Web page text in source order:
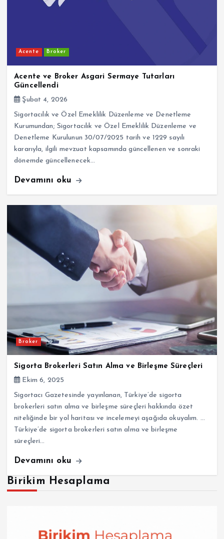
Acente Broker
Acente ve Broker Asgari Sermaye Tutarları
Güncellendi
Şubat 4, 2026
Sigortacılık ve Özel Emeklilik Düzenleme ve Denetleme
Kurumundan; Sigortacılık ve Özel Emeklilik Düzenleme ve
Denetleme Kurulunun 30/07/2025 tarih ve 1229 sayılı
kararıyla, ilgili mevzuat kapsamında güncellenen ve sonraki
dönemde güncellenecek…
Devamını oku
Broker
Sigorta Brokerleri Satın Alma ve Birleşme Süreçleri
Ekim 6, 2025
Sigortacı Gazetesinde yayınlanan, Türkiye’de sigorta
brokerleri satın alma ve birleşme süreçleri hakkında özet
niteliğinde bir yol haritası ve incelemeyi aşağıda okuyalım. …
Türkiye’de sigorta brokerleri satın alma ve birleşme
süreçleri…
Devamını oku
Birikim Hesaplama